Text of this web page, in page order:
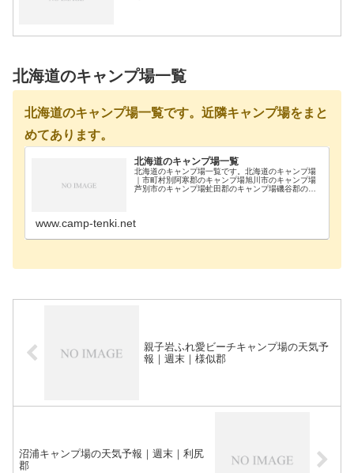
北海道のキャンプ場一覧
北海道のキャンプ場一覧です。近隣キャンプ場をまと
めてあります。
北海道のキャンプ場一覧
北海道のキャンプ場一覧です。北海道のキャンプ場
｜市町村別阿寒郡のキャンプ場旭川市のキャンプ場
芦別市のキャンプ場虻田郡のキャンプ場磯谷郡のキ
www.camp-tenki.net
親子岩ふれ愛ビーチキャンプ場の天気予
報｜週末｜様似郡
沼浦キャンプ場の天気予報｜週末｜利尻
郡